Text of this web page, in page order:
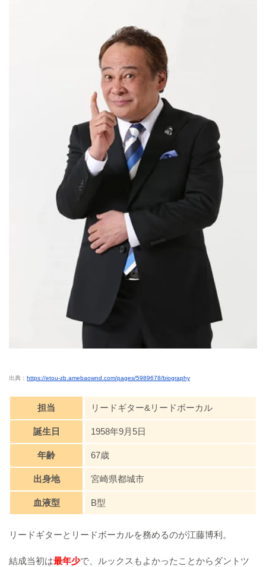
出典： https://etou-zb.amebaownd.com/pages/5989678/biography
担当 リードギター&リードボーカル
誕生日 1958年9月5日
年齢 67歳
出身地 宮崎県都城市
血液型 B型
リードギターとリードボーカルを務めるのが江藤博利。
結成当初は最年少で、ルックスもよかったことからダントツ